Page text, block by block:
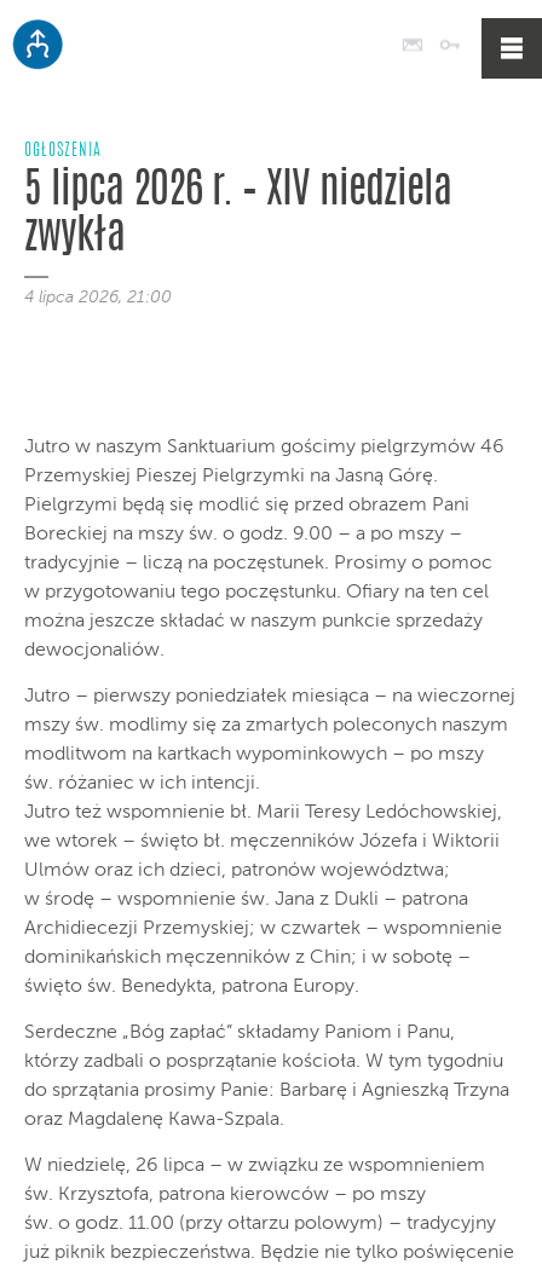
Poczta
OGŁOSZENIA
5 lipca 2026 r. – XIV niedziela
zwykła
4 lipca 2026, 21:00
Jutro w naszym Sanktuarium gościmy pielgrzymów 46
Przemyskiej Pieszej Pielgrzymki na Jasną Górę.
Pielgrzymi będą się modlić się przed obrazem Pani
Boreckiej na mszy św. o godz. 9.00 – a po mszy –
tradycyjnie – liczą na poczęstunek. Prosimy o pomoc
w przygotowaniu tego poczęstunku. Ofiary na ten cel
można jeszcze składać w naszym punkcie sprzedaży
dewocjonaliów.
Jutro – pierwszy poniedziałek miesiąca – na wieczornej
mszy św. modlimy się za zmarłych poleconych naszym
modlitwom na kartkach wypominkowych – po mszy
św. różaniec w ich intencji.
Jutro też wspomnienie bł. Marii Teresy Ledóchowskiej,
we wtorek – święto bł. męczenników Józefa i Wiktorii
Ulmów oraz ich dzieci, patronów województwa;
w środę – wspomnienie św. Jana z Dukli – patrona
Archidiecezji Przemyskiej; w czwartek – wspomnienie
dominikańskich męczenników z Chin; i w sobotę –
święto św. Benedykta, patrona Europy.
Serdeczne „Bóg zapłać” składamy Paniom i Panu,
którzy zadbali o posprzątanie kościoła. W tym tygodniu
do sprzątania prosimy Panie: Barbarę i Agnieszką Trzyna
oraz Magdalenę Kawa-Szpala.
W niedzielę, 26 lipca – w związku ze wspomnieniem
św. Krzysztofa, patrona kierowców – po mszy
św. o godz. 11.00 (przy ołtarzu polowym) – tradycyjny
już piknik bezpieczeństwa. Będzie nie tylko poświęcenie